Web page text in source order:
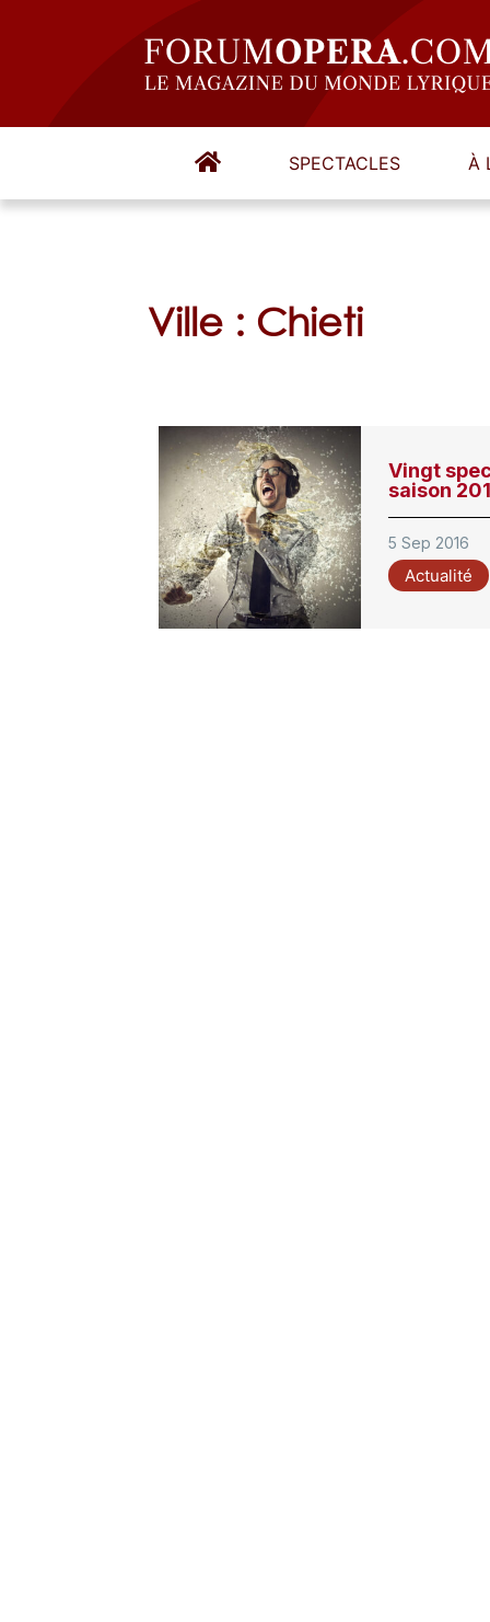
SPECTACLES À
Ville : Chieti
Vingt
saison
5 Sep 2016
Actualité